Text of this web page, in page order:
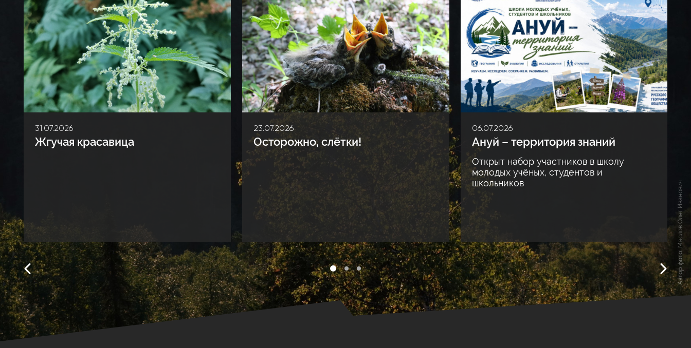
АКЦИЯ
Общественный фенологический мониторинг
Калужского городского бора
Основная цель проекта – сбор научных данных для ведения многолетнего
фенологического мониторинга в Калужской области путем наблюдений за
сезонными изменениями в природе на ООПТ «Калужский городской бор». Что
нужно делать? Наблюдать и фиксировать фенологические события на
территории ООПТ по программе наблюдений:
ПОДРОБНЕЕ
КОНКУРС
Лучший календарь природы - 2026
31.07.2026
Жгучая красавица
23.07.2026
Осторожно, слётки!
06.07.2026
Ануй – территория знаний
Открыт набор участников в школу
молодых учёных, студентов и
школьников
Автор фото:
Маслов Олег Иванович